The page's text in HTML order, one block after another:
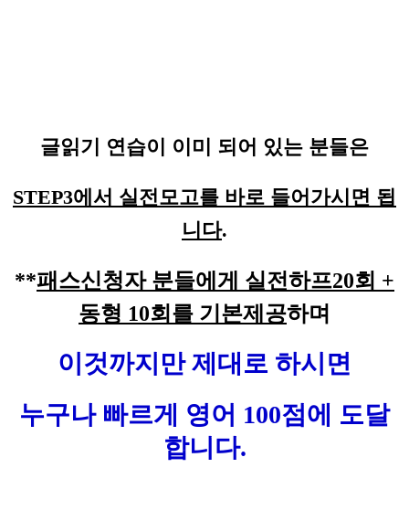
글읽기 연습이 이미 되어 있는 분들은
STEP3에서 실전모고를 바로 들어가시면 됩
니다.
**패스신청자 분들에게 실전하프20회 +
동형 10회를 기본제공하며
이것까지만 제대로 하시면
누구나 빠르게 영어 100점에 도달
합니다.